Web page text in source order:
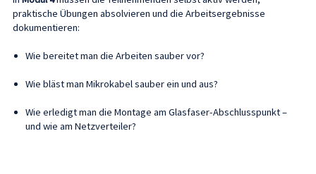
praktische Übungen absolvieren und die Arbeitsergebnisse
dokumentieren:
Wie bereitet man die Arbeiten sauber vor?
Wie bläst man Mikrokabel sauber ein und aus?
Wie erledigt man die Montage am Glasfaser-Abschlusspunkt –
und wie am Netzverteiler?